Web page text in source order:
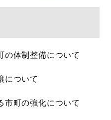
体制整備について
ついて
町の強化について